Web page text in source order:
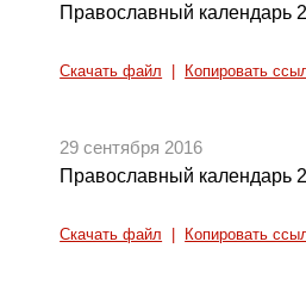
Православный календарь
Скачать файл Копировать
29 сентября 2016
Православный календарь
Скачать файл Копировать